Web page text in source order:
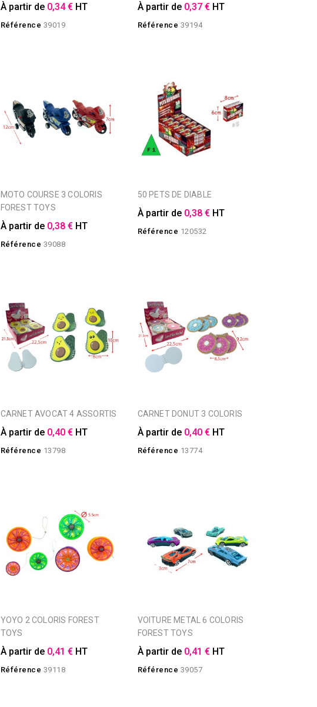
À partir de 0,34 € HT
Référence 39019
À partir de 0,37 € HT
Référence 39194
MOTO COURSE 3 COLORIS
FOREST TOYS
À partir de 0,38 € HT
Référence 39088
50 PETS DE DIABLE
À partir de 0,38 € HT
Référence 120532
CARNET AVOCAT 4 ASSORTIS
À partir de 0,40 € HT
Référence 13798
CARNET DONUT 3 COLORIS
À partir de 0,40 € HT
Référence 13774
YOYO 2 COLORIS FOREST
TOYS
À partir de 0,41 € HT
Référence 39118
VOITURE METAL 6 COLORIS
FOREST TOYS
À partir de 0,41 € HT
Référence 39057